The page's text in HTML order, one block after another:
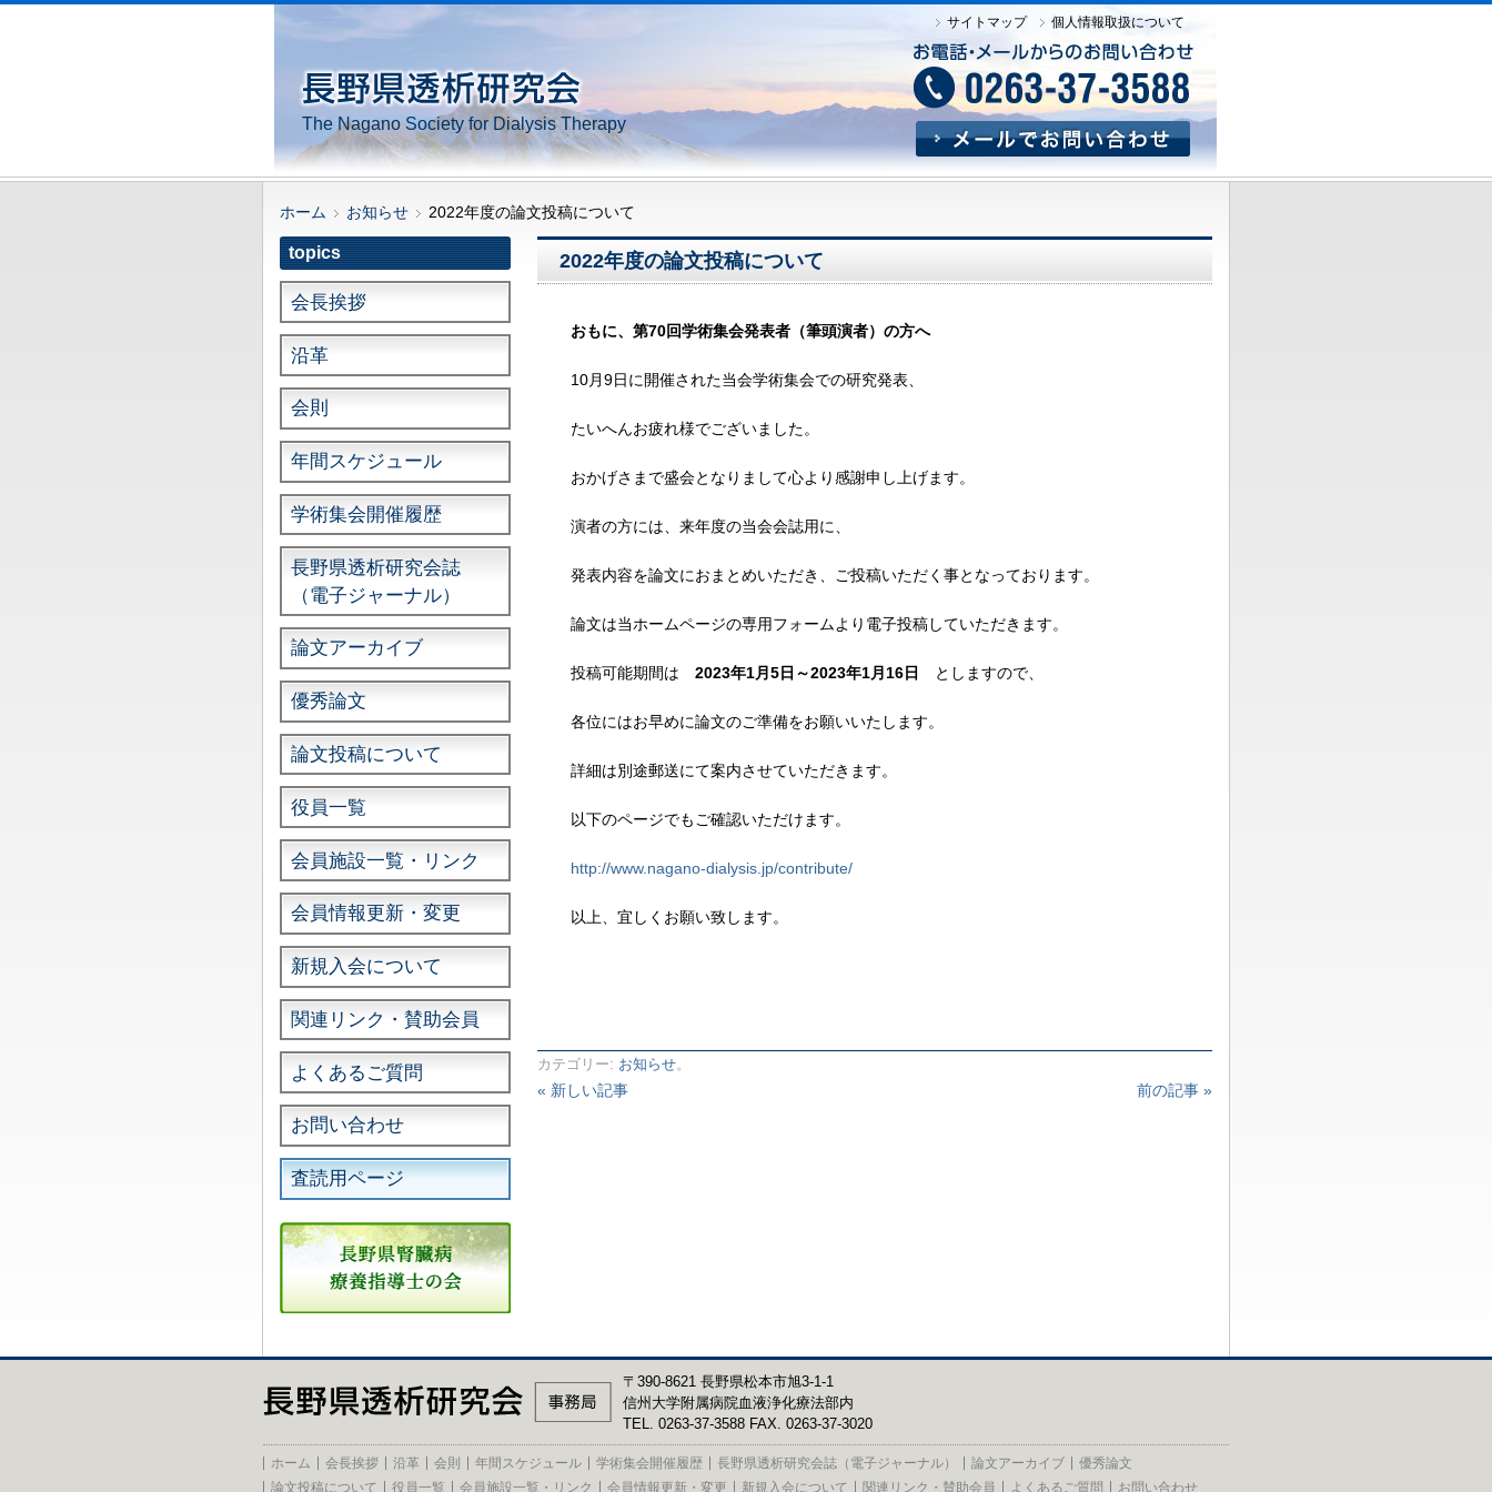
サイトマップ 個人情報取扱について
The Nagano Society for Dialysis Therapy
ホーム お知らせ 2022年度の論文投稿について
2022年度の論文投稿について
おもに、第70回学術集会発表者（筆頭演者）の方へ
10月9日に開催された当会学術集会での研究発表、
たいへんお疲れ様でございました。
おかげさまで盛会となりまして心より感謝申し上げます。
演者の方には、来年度の当会会誌用に、
発表内容を論文におまとめいただき、ご投稿いただく事となっております。
論文は当ホームページの専用フォームより電子投稿していただきます。
投稿可能期間は 2023年1月5日～2023年1月16日 としますので、
各位にはお早めに論文のご準備をお願いいたします。
詳細は別途郵送にて案内させていただきます。
以下のページでもご確認いただけます。
http://www.nagano-dialysis.jp/contribute/
以上、宜しくお願い致します。
カテゴリー: お知らせ。
« 新しい記事 前の記事 »
topics
会長挨拶
沿革
会則
年間スケジュール
学術集会開催履歴
長野県透析研究会誌
（電子ジャーナル）
論文アーカイブ
優秀論文
論文投稿について
役員一覧
会員施設一覧・リンク
会員情報更新・変更
新規入会について
関連リンク・賛助会員
よくあるご質問
お問い合わせ
査読用ページ
〒390-8621 長野県松本市旭3-1-1
信州大学附属病院血液浄化療法部内
TEL. 0263-37-3588 FAX. 0263-37-3020
ホーム 会長挨拶 沿革 会則 年間スケジュール 学術集会開催履歴 長野県透析研究会誌（電子ジャーナル） 論文アーカイブ
優秀論文
論文投稿について
役員一覧 会員施設一覧・リンク 会員情報更新・変更 新規入会について 関連リンク・賛助会員 よくあるご質問 お問い合わせ